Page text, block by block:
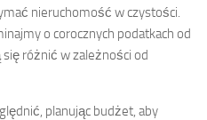
nieruchomość w czystości.
o corocznych podatkach od
różnić w zależności od
planując budżet, aby